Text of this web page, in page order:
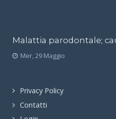
Malattia parodontale;
Mer, 29 Maggio
Privacy Policy
Contatti